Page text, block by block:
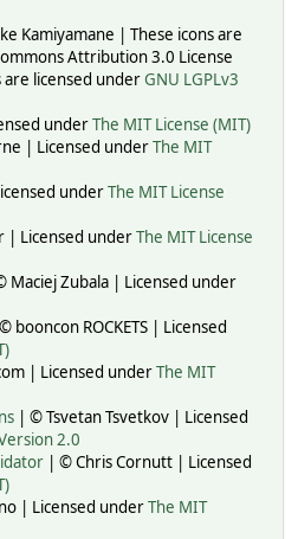
Kamiyamane | These icons are
Attribution 3.0 License
are licensed underGNU LGPLv3
underThe MIT License (MIT)
| Licensed underThe MIT
underThe MIT License
| Licensed underThe MIT License
Maciej Zubala | Licensed under
booncon ROCKETS | Licensed
| Licensed underThe MIT
| © Tsvetan Tsvetkov | Licensed
2.0
| © Chris Cornutt | Licensed
| Licensed underThe MIT